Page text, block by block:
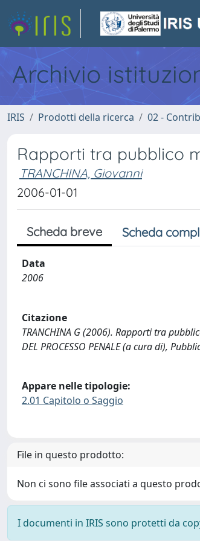
Archivio
IRIS Prodotti della ricerca 02 -
Rapporti tra pubblico
TRANCHINA, Giovanni
2006-01-01
Scheda breve Scheda
Data
2006
Citazione
TRANCHINA G (2006). Rapporti tra
DEL PROCESSO PENALE (a cura di),
Appare nelle tipologie:
2.01 Capitolo o Saggio
File in questo prodotto:
Non ci sono file associati a questo
I documenti in IRIS sono protetti da